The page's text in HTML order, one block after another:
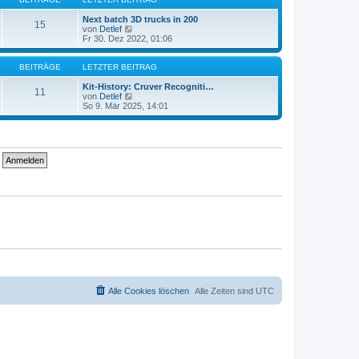
r
a
t
e
B
e
i
t
r
a
15
Next batch 3D trucks in 200
von Detlef
e
u
e
s
t
e
B
e
Fr 30. Dez 2022, 01:06
BEITRÄGE LETZTER BEITRAG
11
Kit-History: Cruver Recogniti…
von Detlef
e
u
So 9. Mär 2025, 14:01
Alle Zeiten sind UTC
Alle Cookies löschen